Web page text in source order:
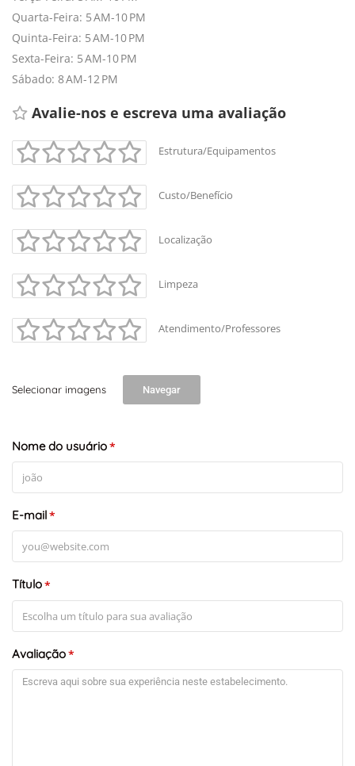
+-
Quarta-Feira: 5 AM-10 PM
Quinta-Feira: 5 AM-10 PM
Sexta-Feira: 5 AM-10 PM
Sábado: 8 AM-12 PM
Avalie-nos e escreva uma avaliação
Estrutura/Equipamentos
Custo/Benefício
Localização
Limpeza
Atendimento/Professores
Selecionar imagens Navegar
Nome do usuário*
E-mail*
Título*
Avaliação*